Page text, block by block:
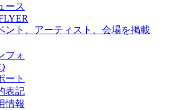
ース
ント、アーティスト、会場を掲載
フォ
ート
表記
情報